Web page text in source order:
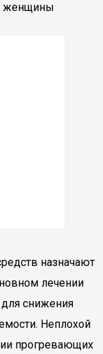
женщины
назначают
лечении
для снижения
Неплохой
прогревающих